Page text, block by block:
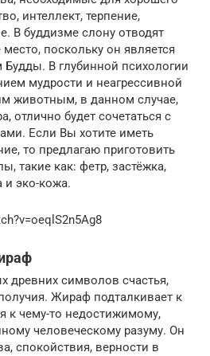
интеллект, терпение,
В буддизме слону отводят
поскольку он является
В глубинной психологии
мудрости и неагрессивной
животным, в данном случае,
отлично будет сочетаться с
Если Вы хотите иметь
то предлагаю приготовить
такие как: фетр, застёжка,
и эко-кожа.
символов счастья,
Жираф подталкивает к
к чему-то недостижимому,
человеческому разуму. Он
спокойствия, верности в